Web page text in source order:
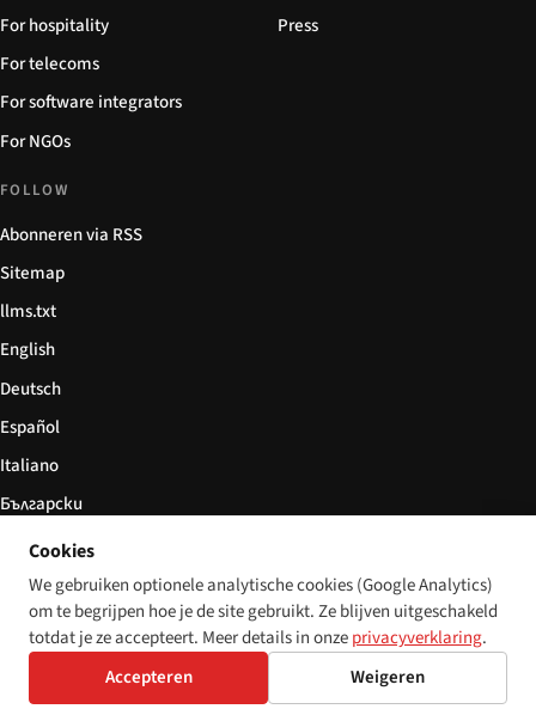
For hospitality
For telecoms
For software integrators
For NGOs
Press
FOLLOW
Abonneren via RSS
Sitemap
llms.txt
English
Deutsch
Español
Italiano
Български
简体中文
© 2026 Disability World. Alle rechten voorbehouden. Cookie settings
DeutschEspañolItaliano 简体中文PolskiFrançais
Cookies
We gebruiken optionele analytische cookies (Google Analytics)
om te begrijpen hoe je de site gebruikt. Ze blijven uitgeschakeld
totdat je ze accepteert. Meer details in onzeprivacyverklaring.
Accepteren
Weigeren